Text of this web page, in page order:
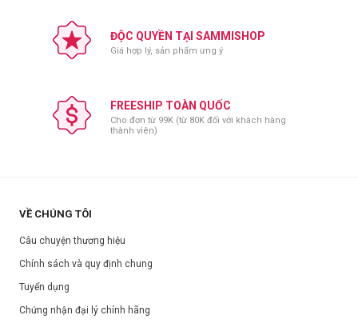
ĐỘC QUYỀN TẠI SAMMISHOP
Giá hợp lý, sản phẩm ưng ý
FREESHIP TOÀN QUỐC
Cho đơn từ 99K (từ 80K đối với khách hàng
thành viên)
VỀ CHÚNG TÔI
Câu chuyện thương hiệu
Chính sách và quy định chung
Tuyển dụng
Chứng nhận đại lý chính hãng